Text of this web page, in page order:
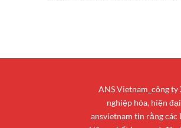
ANS Vietnam_công
nghiệp hóa, hiện
ansvietnam tin rằng